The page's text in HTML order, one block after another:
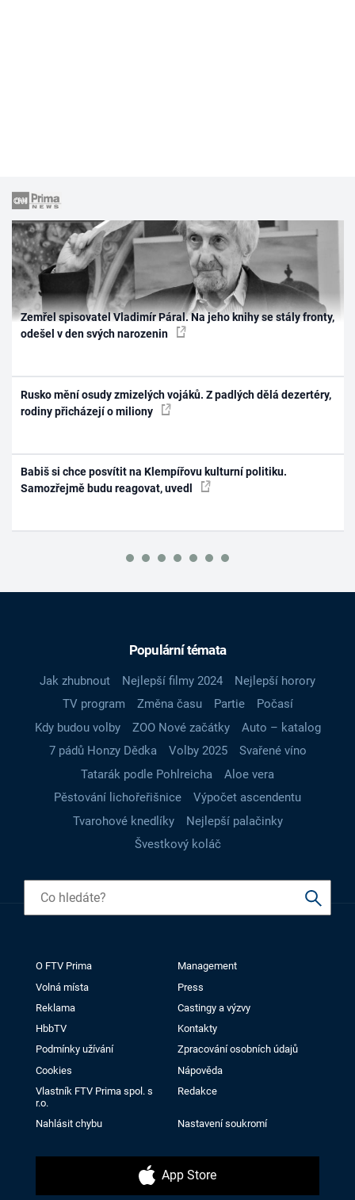
Zemřel spisovatel Vladimír Páral. Na jeho knihy se stály fronty,
odešel v den svých narozenin
Rusko mění osudy zmizelých vojáků. Z padlých dělá dezertéry,
rodiny přicházejí o miliony
Babiš si chce posvítit na Klempířovu kulturní politiku.
Samozřejmě budu reagovat, uvedl
Populární témata
Jak zhubnout Nejlepší filmy 2024
Nejlepší horory
TV program
Změna času Partie
Počasí
Kdy budou volby
ZOO Nové začátky
Auto – katalog
7 pádů Honzy Dědka
Volby 2025
Svařené víno
Tatarák podle Pohlreicha
Aloe vera
Pěstování lichořeřišnice
Výpočet ascendentu
Tvarohové knedlíky
Nejlepší palačinky
Švestkový koláč
O FTV Prima
Management
Volná místa
Press
Reklama
Castingy a výzvy
HbbTV
Kontakty
Podmínky užívání
Zpracování osobních údajů
Cookies
Nápověda
Vlastník FTV Prima spol. s
r.o.
Redakce
Nahlásit chybu Nastavení soukromí
App Store